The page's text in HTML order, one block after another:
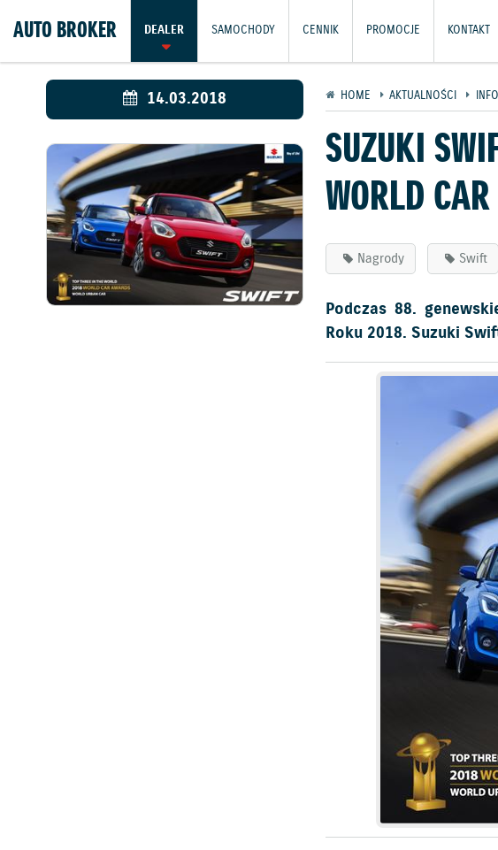
AUTO BROKER DEALER SAMOCHODY CENNIK PROMOCJE KONTAKT
14.03.2018 HOME AKTUALNOŚCI
SUZUKI
WORLD
Nagrody Swift
Podczas 88.
Roku 2018. Suzuki